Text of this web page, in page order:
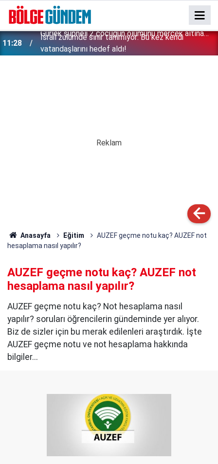
11:28
İsrail zulümde sınır tanımıyor: Bu kez kendi
vatandaşlarını hedef aldı!
Anasayfa Eğitim
AUZEF geçme notu kaç? AUZEF not
hesaplama nasıl yapılır?
AUZEF geçme notu kaç? AUZEF not
hesaplama nasıl yapılır?
AUZEF geçme notu kaç? Not hesaplama nasıl
yapılır? soruları öğrencilerin gündeminde yer alıyor.
Biz de sizler için bu merak edilenleri araştırdık. İşte
AUZEF geçme notu ve not hesaplama hakkında
bilgiler...